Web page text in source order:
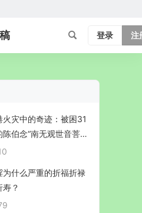
登录 注
火灾中的奇迹：被困31
陈伯念“南无观世音菩
小时奇迹生还！
为什么严重的折福折禄
寿？